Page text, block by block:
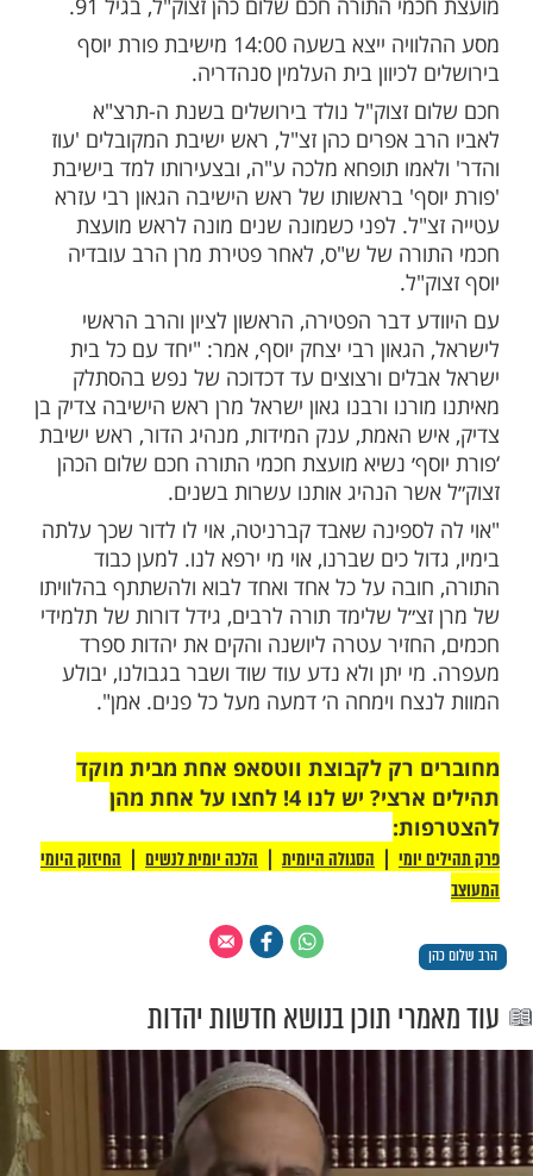
שלום כהן
עוד תוכן חדש ומפתיע! התחברו לכל
שלנו בתהיליםבלחיצה כאן >>>​
אֶת הַמְּצוּקִים:אבל כבד בעם ישראל,
לגנזי מרומים של הגאון הגדול, נשיא
התורה חכם שלום כהן זצוק"ל, בגיל 91.
לכיוון בית העלמין סנהדריה.
זצוק"ל נולד בירושלים בשנת ה-תרצ"א
אפרים כהן זצ"ל, ראש ישיבת המקובלים 'עוז
תופחא מלכה ע"ה, ובצעירותו למד בישיבת
בראשותו של ראש הישיבה הגאון רבי עזרא
לפני כשמונה שנים מונה לראש מועצת
של ש"ס, לאחר פטירת מרן הרב עובדיה
דבר הפטירה, הראשון לציון והרב הראשי
רבי יצחק יוסף, אמר: "יחד עם כל בית
ורצוצים עד דכדוכה של נפש בהסתלק
ורבנו גאון ישראל מרן ראש הישיבה צדיק בן
האמת, ענק המידות, מנהיג הדור, ראש ישיבת
נשיא מועצת חכמי התורה חכם שלום הכהן
הנהיג אותנו עשרות בשנים.
שאבד קברניטה, אוי לו לדור שכך עלתה
כים שברנו, אוי מי ירפא לנו. למען כבוד
על כל אחד ואחד לבוא ולהשתתף בהלוויתו
שלימד תורה לרבים, גידל דורות של תלמידי
עטרה ליושנה והקים את יהדות ספרד
יתן ולא נדע עוד שוד ושבר בגבולנו, יבולע
וימחה ה׳ דמעה מעל כל פנים. אמן".